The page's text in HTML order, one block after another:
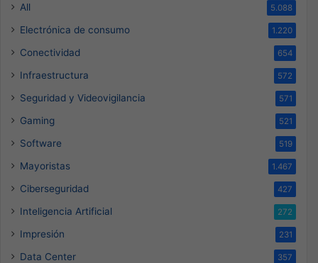
All 5.088
Electrónica de consumo 1.220
Conectividad 654
Infraestructura 572
Seguridad y Videovigilancia 571
Gaming 521
Software 519
Mayoristas 1.467
Ciberseguridad 427
Inteligencia Artificial 272
Impresión 231
Data Center 357